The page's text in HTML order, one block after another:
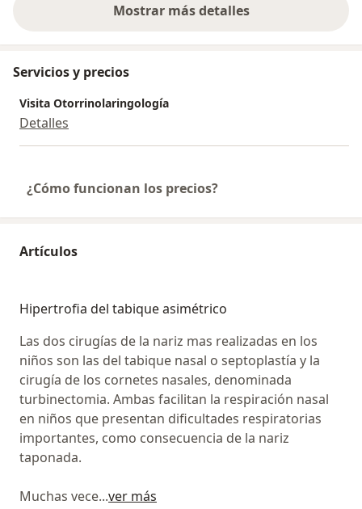
Mostrar más detalles
sobre la experiencia
Servicios y precios
Visita Otorrinolaringología
Detalles
¿Cómo funcionan los precios?
Artículos
Hipertrofia del tabique asimétrico
Las dos cirugías de la nariz mas realizadas en los
niños son las del tabique nasal o septoplastía y la
cirugía de los cornetes nasales, denominada
turbinectomia. Ambas facilitan la respiración nasal
en niños que presentan dificultades respiratorias
importantes, como consecuencia de la nariz
taponada.
Muchas vece...ver más